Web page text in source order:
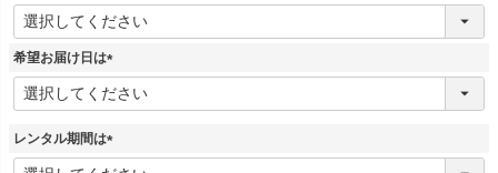
(
必
希望お届け日は
(
必
)
レンタル期間は
(